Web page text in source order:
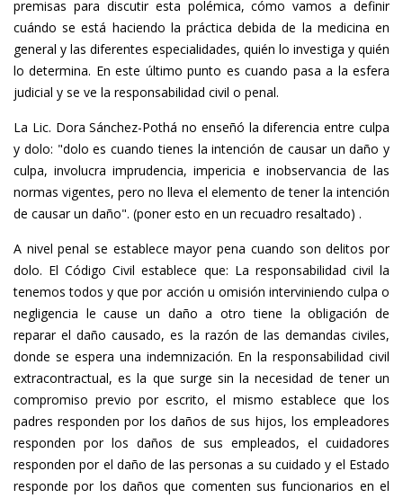
premisas para discutir esta polémica, cómo vamos a definir
cuándo se está haciendo la práctica debida de la medicina en
general y las diferentes especialidades, quién lo investiga y quién
lo determina. En este último punto es cuando pasa a la esfera
judicial y se ve la responsabilidad civil o penal.
La Lic. Dora Sánchez-Pothá no enseñó la diferencia entre culpa
y dolo: "dolo es cuando tienes la intención de causar un daño y
culpa, involucra imprudencia, impericia e inobservancia de las
normas vigentes, pero no lleva el elemento de tener la intención
de causar un daño". (poner esto en un recuadro resaltado) .
A nivel penal se establece mayor pena cuando son delitos por
dolo. El Código Civil establece que: La responsabilidad civil la
tenemos todos y que por acción u omisión interviniendo culpa o
negligencia le cause un daño a otro tiene la obligación de
reparar el daño causado, es la razón de las demandas civiles,
donde se espera una indemnización. En la responsabilidad civil
extracontractual, es la que surge sin la necesidad de tener un
compromiso previo por escrito, el mismo establece que los
padres responden por los daños de sus hijos, los empleadores
responden por los daños de sus empleados, el cuidadores
responden por el daño de las personas a su cuidado y el Estado
responde por los daños que comenten sus funcionarios en el